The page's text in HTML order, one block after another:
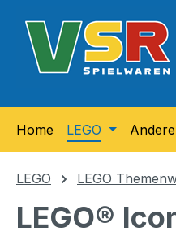
Hauptinhalt springen
Zur Suche springen
Zur Hauptnavigation
Home LEGO
LEGO LEGO
LEGO®